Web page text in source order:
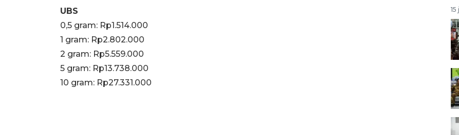
UBS
0,5 gram: Rp1.514.000
‎1 gram: Rp2.802.000
‎2 gram: Rp5.559.000
‎5 gram: Rp13.738.000
10 gram: Rp27.331.000